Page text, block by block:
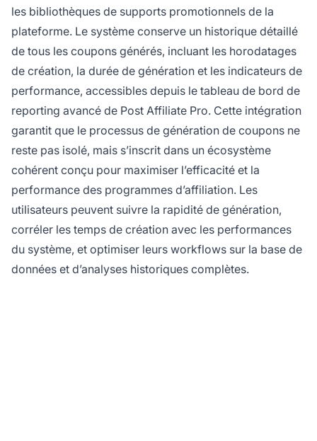
les bibliothèques de supports promotionnels de la
plateforme. Le système conserve un historique détaillé
de tous les coupons générés, incluant les horodatages
de création, la durée de génération et les indicateurs de
performance, accessibles depuis le tableau de bord de
reporting avancé de Post Affiliate Pro. Cette intégration
garantit que le processus de génération de coupons ne
reste pas isolé, mais s’inscrit dans un écosystème
cohérent conçu pour maximiser l’efficacité et la
performance des programmes d’affiliation. Les
utilisateurs peuvent suivre la rapidité de génération,
corréler les temps de création avec les performances
du système, et optimiser leurs workflows sur la base de
données et d’analyses historiques complètes.